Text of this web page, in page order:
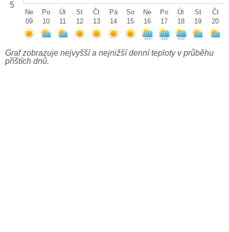
5
Ne
09
Po
10
Út
11
St
12
Čt
13
Pá
14
So
15
Ne
16
Po
17
Út
18
St
19
Čt
20
Graf zobrazuje nejvyšší a nejnižší denní teploty v průběhu
příštích dnů.